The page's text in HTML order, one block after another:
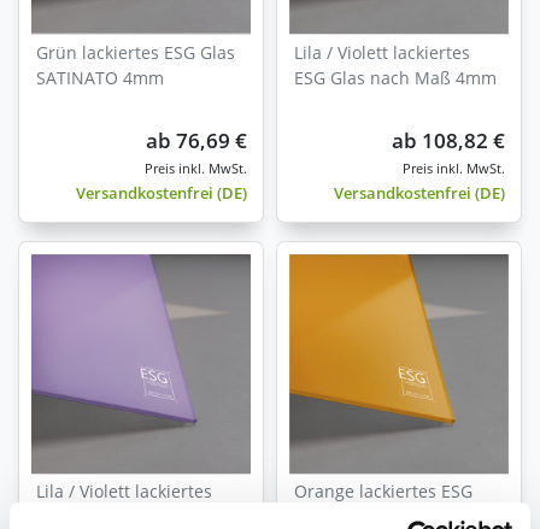
Grün lackiertes ESG Glas
SATINATO 4mm
ab 76,69 €
Versandkostenfrei (DE)
Lila / Violett lackiertes
ESG Glas nach Maß 4mm
ab 108,82 €
Versandkostenfrei (DE)
Lila / Violett lackiertes
Orange lackiertes ESG
Glas nach Maß 4mm